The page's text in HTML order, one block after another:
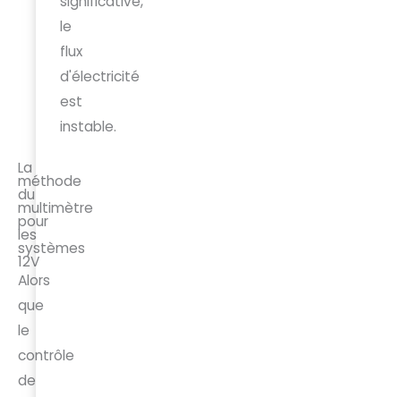
le
flux
d'électricité
est
instable.
La
méthode
du
multimètre
pour
les
systèmes
12V
Alors
que
le
contrôle
de